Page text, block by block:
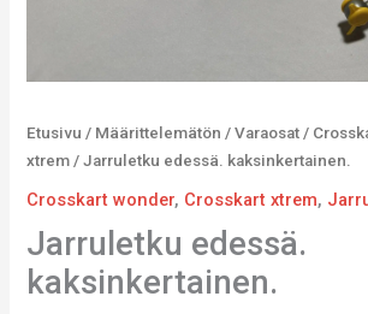
Etusivu / Määrittelemätön /Varaosat /
xtrem / Jarruletku edessä. kaksinkertainen.
Crosskart wonder, Crosskart xtrem,
Jarruletku edessä.
kaksinkertainen.